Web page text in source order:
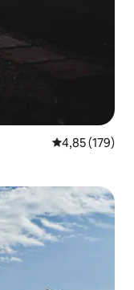
Classificação
4,85 (179)